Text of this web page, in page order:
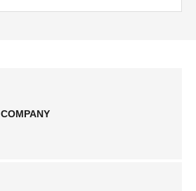
COMPANY